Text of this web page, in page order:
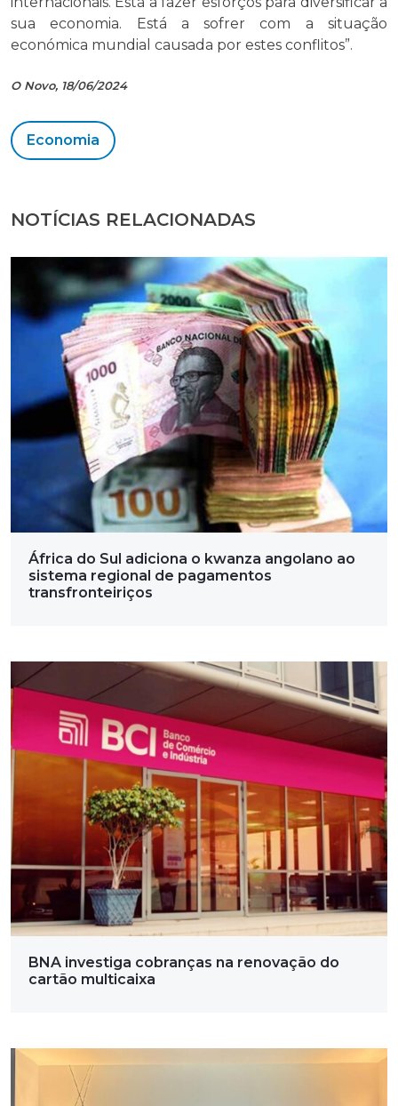
sua economia. Está a sofrer com a situação
económica mundial causada por estes conflitos”.
O Novo, 18/06/2024
Economia
NOTÍCIAS RELACIONADAS
África do Sul adiciona o kwanza angolano ao
sistema regional de pagamentos
transfronteiriços
BNA investiga cobranças na renovação do
cartão multicaixa